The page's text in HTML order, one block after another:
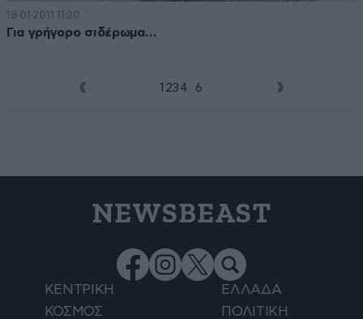
18·01·2011 11:20
Για γρήγορο σιδέρωμα…
1 23 4 6
NEWSBEAST
ΚΕΝΤΡΙΚΗ
ΕΛΛΑΔΑ
ΚΟΣΜΟΣ
ΠΟΛΙΤΙΚΗ